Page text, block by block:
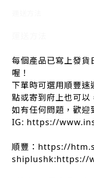
每個產品已寫上發貨
喔！
下單時可選用順豐
點或寄到府上也可以
如有任何問題，歡
IG: https://
順豐：https://
shiplushk:https://